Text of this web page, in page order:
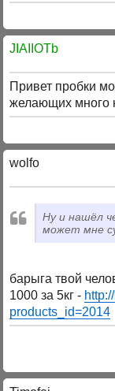
JIAIIOTb
Привет пробки
желающих много
wolfo
Ну и нашёл
может мне
барыга твой
1000 за 5кг -
products_id=2014